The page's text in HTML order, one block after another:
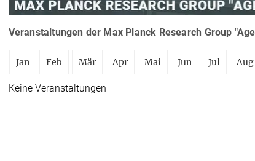
Veranstaltungen der Max Planck Research Group
Jan Feb Mär Apr Mai Jun Jul Aug
Keine Veranstaltungen